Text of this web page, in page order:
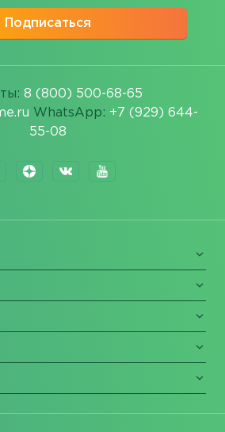
Подписаться
8 (800) 500-68-65
WhatsApp: +7 (929) 644-
55-08